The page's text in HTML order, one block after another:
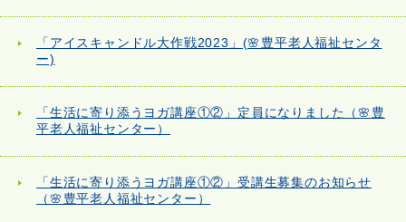
「アイスキャンドル大作戦2023」(🌸豊平老人福祉センタ
ー)
「生活に寄り添うヨガ講座①②」定員になりました（🌸豊
平老人福祉センター）
「生活に寄り添うヨガ講座①②」受講生募集のお知らせ
（🌸豊平老人福祉センター）